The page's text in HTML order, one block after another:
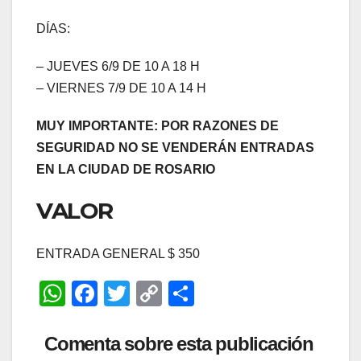
DÍAS:
– JUEVES 6/9 DE 10 A 18 H
– VIERNES 7/9 DE 10 A 14 H
MUY IMPORTANTE: POR RAZONES DE
SEGURIDAD NO SE VENDERÁN ENTRADAS
EN LA CIUDAD DE ROSARIO
VALOR
ENTRADA GENERAL $ 350
W
at
F
c
T
tt
C
p
m
Comenta sobre esta publicación